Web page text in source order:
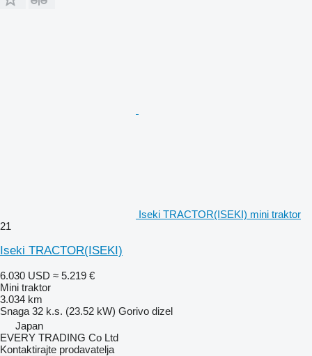
Iseki TRACTOR(ISEKI) mini traktor
21
Iseki TRACTOR(ISEKI)
6.030 USD ≈ 5.219 €
Mini traktor
3.034 km
Snaga 32 k.s. (23.52 kW) Gorivo dizel
Japan
EVERY TRADING Co Ltd
Kontaktirajte prodavatelja